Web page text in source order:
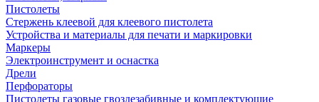
Пистолеты
Стержень клеевой для клеевого пистолета
Устройства и материалы для печати и маркировки
Маркеры
Электроинструмент и оснастка
Дрели
Перфораторы
Пистолеты газовые гвоздезабивные и комплектующие